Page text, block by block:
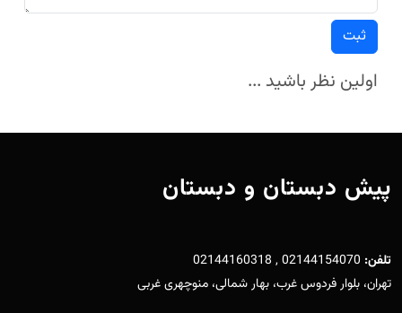
ثبت
اولین نظر باشید ...
پیش دبستان و دبستان
تلفن: 02144154070 , 02144160318
تهران، بلوار فردوس غرب، بهار شمالی، منوچهری غربی